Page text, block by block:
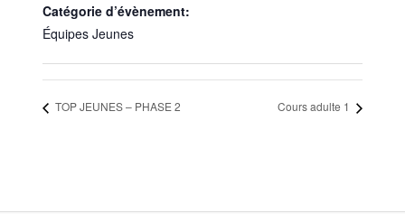
Catégorie d’évènement:
Équipes Jeunes
TOP JEUNES – PHASE 2 Cours adulte 1